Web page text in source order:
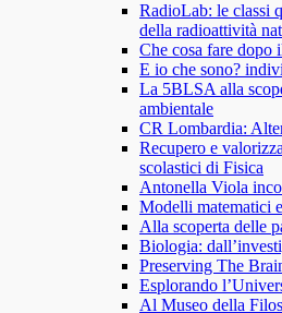
RadioLab: le classi
della radioattività
Che cosa fare dopo
E io che sono?
La 5BLSA alla
ambientale
CR Lombardia:
Recupero e
scolastici di Fisica
Antonella Viola
Modelli matematici
Alla scoperta delle
Biologia:
Preserving The
Esplorando
Al Museo della